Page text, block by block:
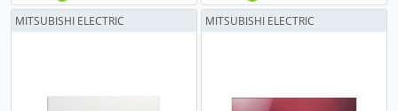
MITSUBISHI ELECTRIC MITSUBISHI ELECTRIC